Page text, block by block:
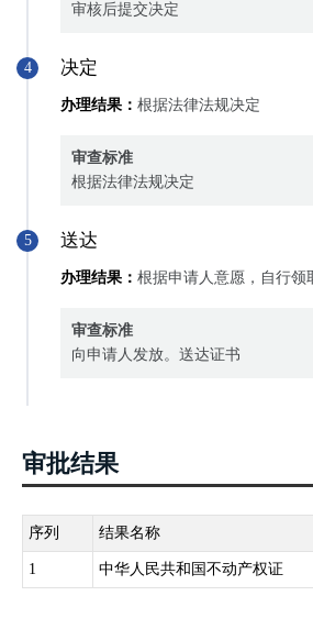
审核后提交决定
4 决定
办理结果： 根据法律法规决定
审查标准
根据法律法规决定
5 送达
办理结果： 根据申请人意愿，自行领
审查标准
向申请人发放。送达证书
审批结果
序列 结果名称
1 中华人民共和国不动产权证